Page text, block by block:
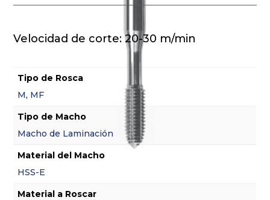
Velocidad de corte: 20-30 m/min
Tipo de Rosca
M, MF
Tipo de Macho
Macho de Laminación
Material del Macho
HSS-E
Material a Roscar